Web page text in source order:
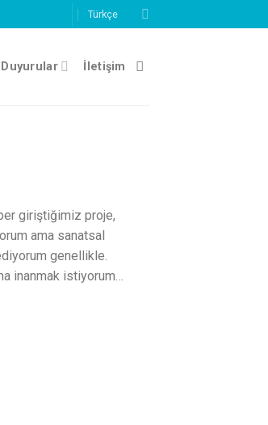
Türkçe
Duyurular İletişim
giriştiğimiz proje,
ama sanatsal
genellikle.
inanmak istiyorum…